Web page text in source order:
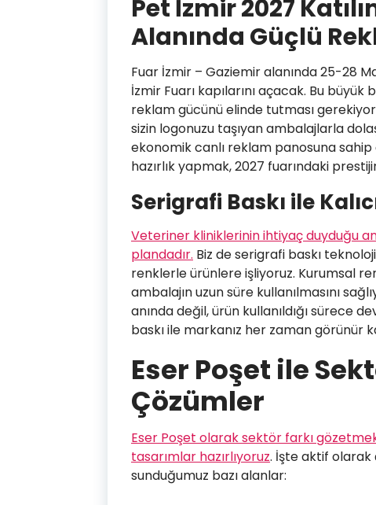
Pet İzmir 2027
Alanında Güçlü
Fuar İzmir – Gaziemir alanında 25-28
İzmir Fuarı kapılarını açacak. Bu
reklam gücünü elinde tutması
sizin logonuzu taşıyan ambalajlarla
ekonomik canlı reklam panosuna sahip
hazırlık yapmak, 2027 fuarındaki
Serigrafi Baskı ile
Veteriner kliniklerinin ihtiyaç duyduğu
plandadır. Biz de serigrafi baskı
renklerle ürünlere işliyoruz. Kurumsal
ambalajın uzun süre kullanılmasını
anında değil, ürün kullanıldığı sürece
baskı ile markanız her zaman görünür
Eser Poşet ile
Çözümler
Eser Poşet olarak sektör farkı
tasarımlar hazırlıyoruz. İşte aktif olarak
sunduğumuz bazı alanlar: